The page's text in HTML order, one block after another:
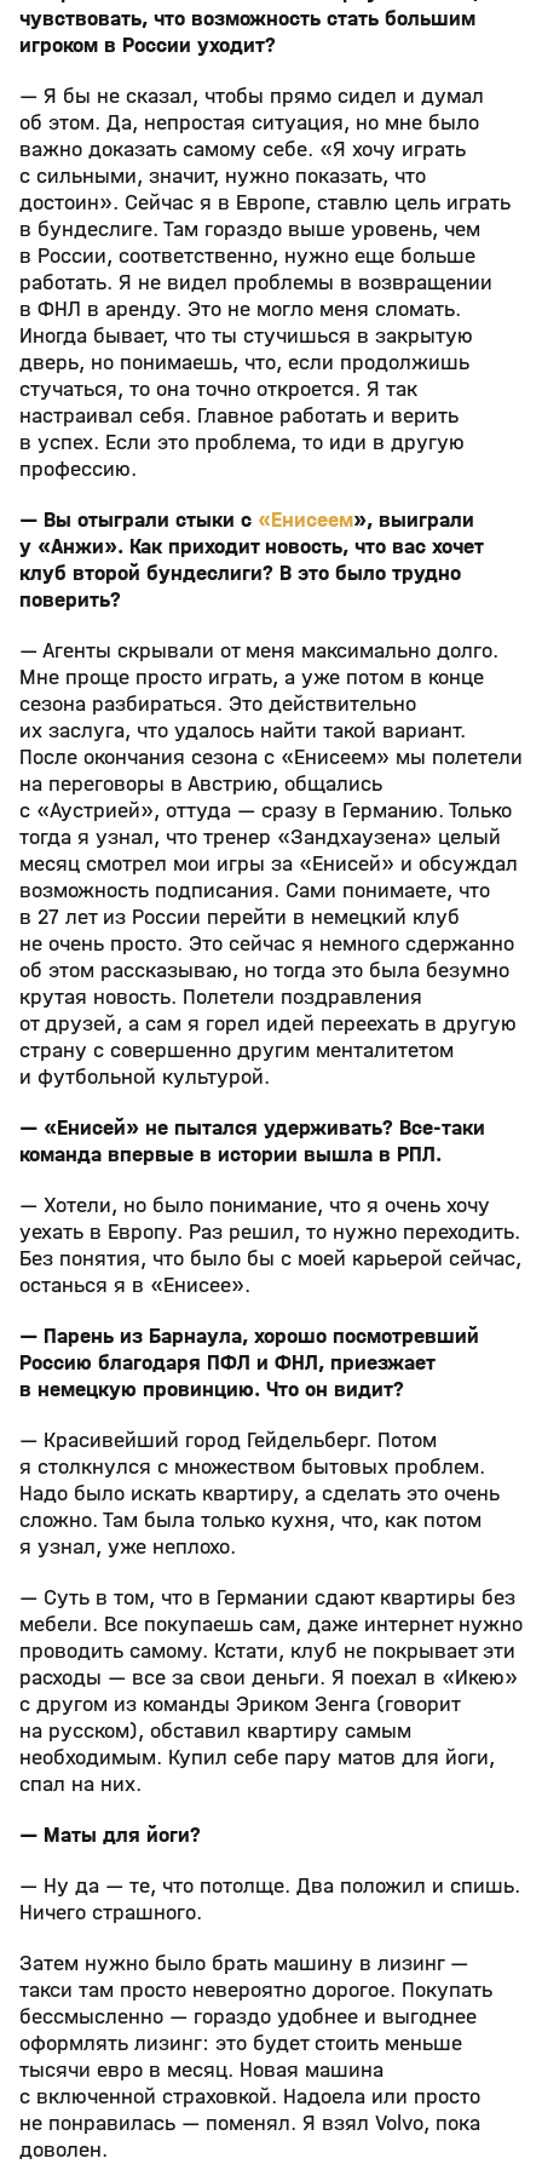
чувствовать, что возможность стать большим
игроком в России уходит?
— Я бы не сказал, чтобы прямо сидел и думал
об этом. Да, непростая ситуация, но мне было
важно доказать самому себе. «Я хочу играть
с сильными, значит, нужно показать, что
достоин». Сейчас я в Европе, ставлю цель играть
в бундеслиге. Там гораздо выше уровень, чем
в России, соответственно, нужно еще больше
работать. Я не видел проблемы в возвращении
в ФНЛ в аренду. Это не могло меня сломать.
Иногда бывает, что ты стучишься в закрытую
дверь, но понимаешь, что, если продолжишь
стучаться, то она точно откроется. Я так
настраивал себя. Главное работать и верить
в успех. Если это проблема, то иди в другую
профессию.
— Вы отыграли стыки с «Енисеем», выиграли
у «Анжи». Как приходит новость, что вас хочет
клуб второй бундеслиги? В это было трудно
поверить?
— Агенты скрывали от меня максимально долго.
Мне проще просто играть, а уже потом в конце
сезона разбираться. Это действительно
их заслуга, что удалось найти такой вариант.
После окончания сезона с «Енисеем» мы полетели
на переговоры в Австрию, общались
с «Аустрией», оттуда — сразу в Германию. Только
тогда я узнал, что тренер «Зандхаузена» целый
месяц смотрел мои игры за «Енисей» и обсуждал
возможность подписания. Сами понимаете, что
в 27 лет из России перейти в немецкий клуб
не очень просто. Это сейчас я немного сдержанно
об этом рассказываю, но тогда это была безумно
крутая новость. Полетели поздравления
от друзей, а сам я горел идей переехать в другую
страну с совершенно другим менталитетом
и футбольной культурой.
— «Енисей» не пытался удерживать? Все-таки
команда впервые в истории вышла в РПЛ.
— Хотели, но было понимание, что я очень хочу
уехать в Европу. Раз решил, то нужно переходить.
Без понятия, что было бы с моей карьерой сейчас,
останься я в «Енисее».
— Парень из Барнаула, хорошо посмотревший
Россию благодаря ПФЛ и ФНЛ, приезжает
в немецкую провинцию. Что он видит?
— Красивейший город Гейдельберг. Потом
я столкнулся с множеством бытовых проблем.
Надо было искать квартиру, а сделать это очень
сложно. Там была только кухня, что, как потом
я узнал, уже неплохо.
— Суть в том, что в Германии сдают квартиры без
мебели. Все покупаешь сам, даже интернет нужно
проводить самому. Кстати, клуб не покрывает эти
расходы — все за свои деньги. Я поехал в «Икею»
с другом из команды Эриком Зенга (говорит
на русском), обставил квартиру самым
необходимым. Купил себе пару матов для йоги,
спал на них.
— Маты для йоги?
— Ну да — те, что потолще. Два положил и спишь.
Ничего страшного.
Затем нужно было брать машину в лизинг —
такси там просто невероятно дорогое. Покупать
бессмысленно — гораздо удобнее и выгоднее
оформлять лизинг: это будет стоить меньше
тысячи евро в месяц. Новая машина
с включенной страховкой. Надоела или просто
не понравилась — поменял. Я взял Volvo, пока
доволен.